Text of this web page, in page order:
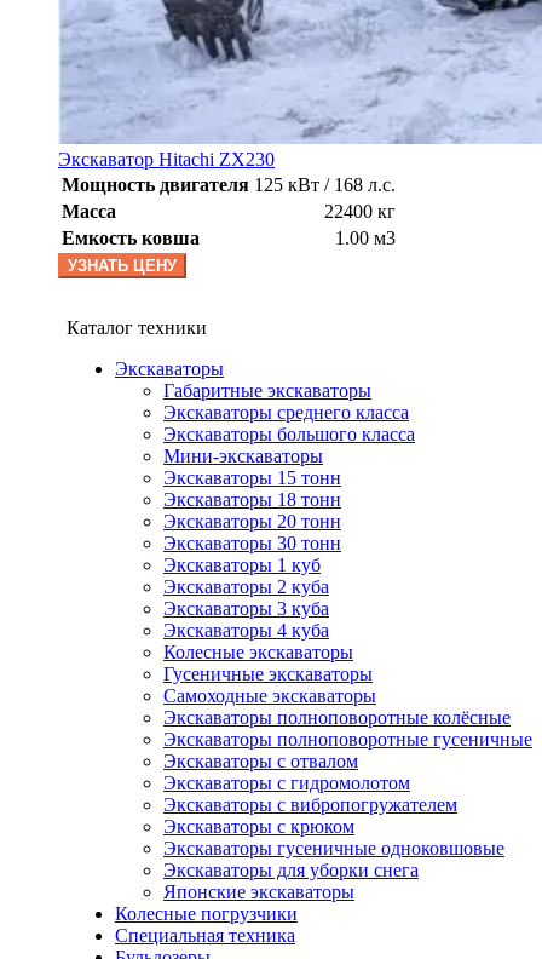
Экскаватор Hitachi ZX230
Мощность двигателя 125 кВт / 168 л.с.
Масса
22400 кг
Емкость ковша
1.00 м3
УЗНАТЬ ЦЕНУ
Каталог техники
Экскаваторы
Габаритные экскаваторы
Экскаваторы среднего класса
Экскаваторы большого класса
Мини-экскаваторы
Экскаваторы 15 тонн
Экскаваторы 18 тонн
Экскаваторы 20 тонн
Экскаваторы 30 тонн
Экскаваторы 1 куб
Экскаваторы 2 куба
Экскаваторы 3 куба
Экскаваторы 4 куба
Колесные экскаваторы
Гусеничные экскаваторы
Самоходные экскаваторы
Экскаваторы полноповоротные колёсные
Экскаваторы полноповоротные гусеничные
Экскаваторы с отвалом
Экскаваторы с гидромолотом
Экскаваторы с вибропогружателем
Экскаваторы с крюком
Экскаваторы гусеничные одноковшовые
Экскаваторы для уборки снега
Японские экскаваторы
Колесные погрузчики
Специальная техника